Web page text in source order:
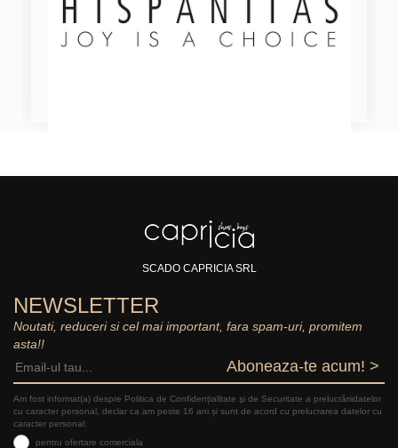
SCADO CAPRICIA SRL
NEWSLETTER
Noutati, reduceri si cel mai important, fara spam-uri, promitem
asta!!
Aboneaza-te acum! >
Am fost informat(a) despre Politica de Confidențialitate şi de Securitate a prelucrăriidatelor
cu caracter personal, declar ca am peste 16 ani și sunt de acord cu prelucrarea datelor cu
caracter personal:
pentru ofertare comerciala